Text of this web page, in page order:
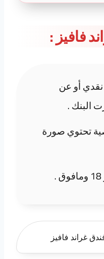
فافيز :
أو عن
البنك .
تحتوي صورة
غراند فافيز